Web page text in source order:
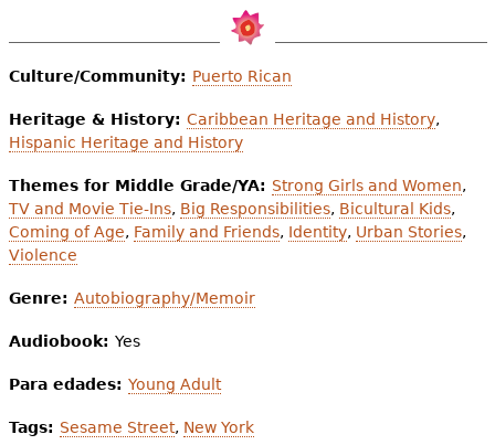
Culture/Community: Puerto Rican
Heritage & History: Caribbean Heritage and History,
Hispanic Heritage and History
Themes for Middle Grade/YA: Strong Girls and Women,
TV and Movie Tie-Ins, Big Responsibilities, Bicultural Kids,
Coming of Age, Family and Friends, Identity, Urban Stories,
Violence
Genre: Autobiography/Memoir
Audiobook: Yes
Para edades: Young Adult
Tags: Sesame Street, New York